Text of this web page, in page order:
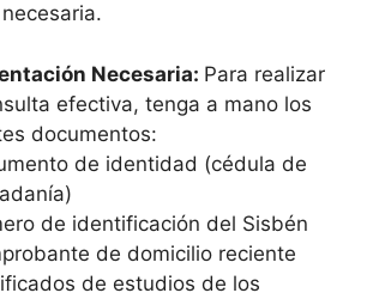
Necesaria: Para realizar
efectiva, tenga a mano los
documentos:
de identidad (cédula de
de identificación del Sisbén
de domicilio reciente
de estudios de los